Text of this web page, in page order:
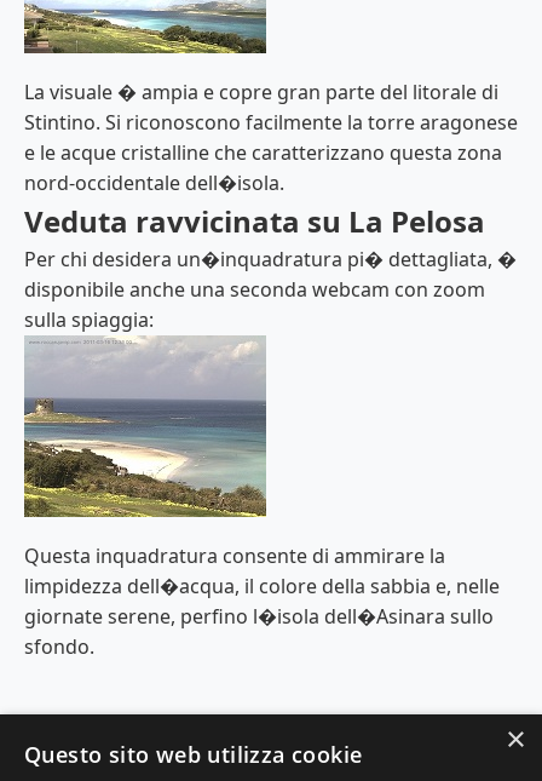
La visuale � ampia e copre gran parte del litorale di
Stintino. Si riconoscono facilmente la torre aragonese
e le acque cristalline che caratterizzano questa zona
nord-occidentale dell�isola.
Veduta ravvicinata su La Pelosa
Per chi desidera un�inquadratura pi� dettagliata, �
disponibile anche una seconda webcam con zoom
sulla spiaggia:
Questa inquadratura consente di ammirare la
limpidezza dell�acqua, il colore della sabbia e, nelle
giornate serene, perfino l�isola dell�Asinara sullo
sfondo.
×
Questo sito web utilizza cookie